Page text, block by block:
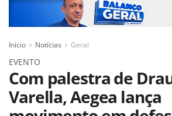
Início Notícias Geral
EVENTO
Com palestra de
Varella, Aegea lança